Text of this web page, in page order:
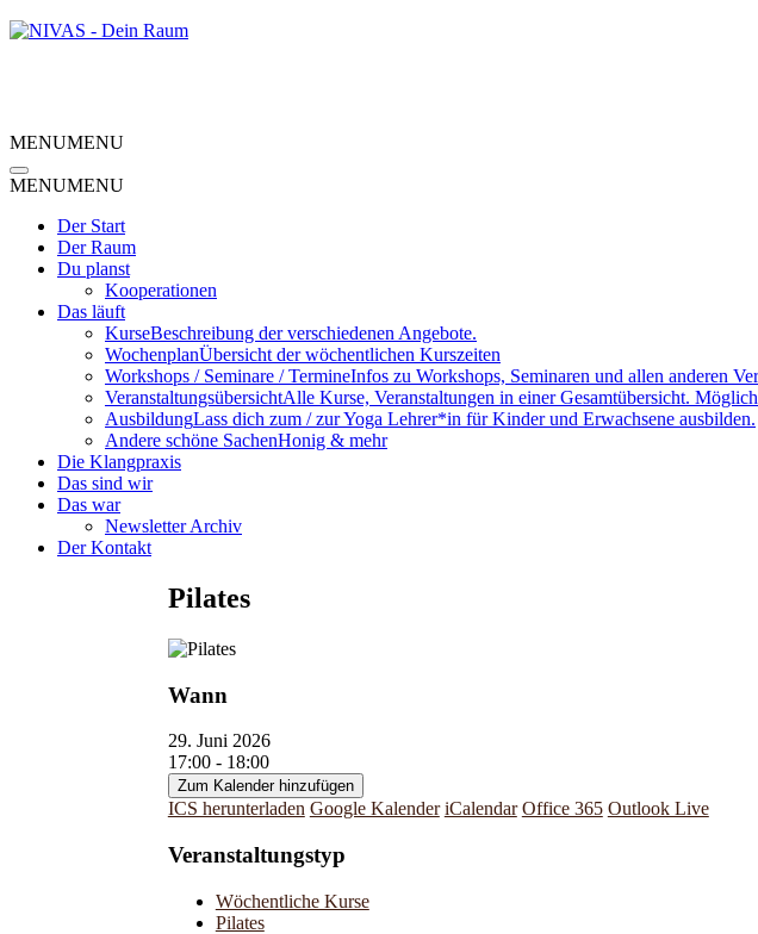
MENUMENU
MENUMENU
Der Start
Der Raum
Du planst
Kooperationen
Das läuft
KurseBeschreibung der verschiedenen Angebote.
WochenplanÜbersicht der wöchentlichen Kurszeiten
Workshops / Seminare / TermineInfos zu Workshops, Seminaren und allen anderen
VeranstaltungsübersichtAlle Kurse, Veranstaltungen in einer Gesamtübersicht.
AusbildungLass dich zum / zur Yoga Lehrer*in für Kinder und Erwachsene ausbilden.
Andere schöne SachenHonig & mehr
Die Klangpraxis
Das sind wir
Das war
Newsletter Archiv
Der Kontakt
Pilates
Wann
29. Juni 2026
17:00 - 18:00
Zum Kalender hinzufügen
ICS herunterladen Google Kalender iCalendar Office 365 Outlook Live
Veranstaltungstyp
Wöchentliche Kurse
Pilates